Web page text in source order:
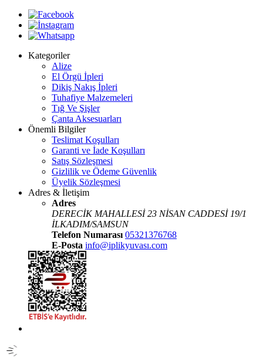
Kategoriler
Alize
El Örgü İpleri
Dikiş Nakış İpleri
Tuhafiye Malzemeleri
Tığ Ve Şişler
Çanta Aksesuarları
Önemli Bilgiler
Teslimat Koşulları
Garanti ve İade Koşulları
Satış Sözleşmesi
Gizlilik ve Ödeme Güvenlik
Üyelik Sözleşmesi
Adres & İletişim
Adres
DERECİK MAHALLESİ 23 NİSAN CADDESİ 19/1
İLKADIM/SAMSUN
Telefon Numarası 05321376768
E-Posta info@iplikyuvası.com